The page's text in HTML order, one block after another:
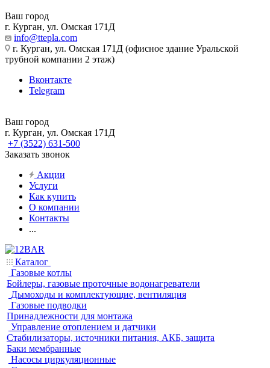
Ваш город
г. Курган, ул. Омская 171Д
info@ttepla.com
г. Курган, ул. Омская 171Д (офисное здание Уральской
трубной компании 2 этаж)
Вконтакте
Telegram
Ваш город
г. Курган, ул. Омская 171Д
+7 (3522) 631-500
Заказать звонок
Акции
Услуги
Как купить
О компании
Контакты
...
Каталог
Газовые котлы
Бойлеры, газовые проточные водонагреватели
Дымоходы и комплектующие, вентиляция
Газовые подводки
Принадлежности для монтажа
Управление отоплением и датчики
Стабилизаторы, источники питания, АКБ, защита
Баки мембранные
Насосы циркуляционные